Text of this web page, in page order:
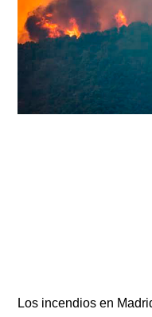
Los incendios en